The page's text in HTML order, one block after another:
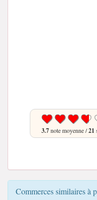
3.7note moyenne /21
Commerces similaires à